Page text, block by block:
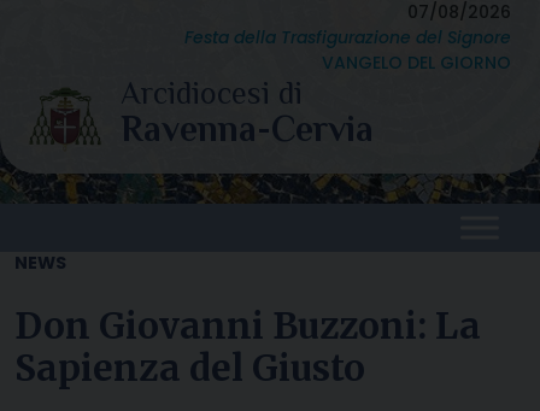
content
07/08/2026
Festa della Trasfigurazione del Signore
VANGELO DEL GIORNO
NEWS
Don Giovanni Buzzoni: La
Sapienza del Giusto